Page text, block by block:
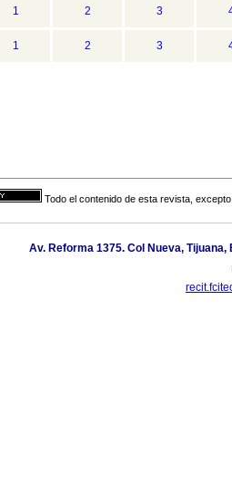
1 2 3
1 2 3
Todo el contenido de esta revista,
Av. Reforma 1375. Col Nueva, Tijuana,